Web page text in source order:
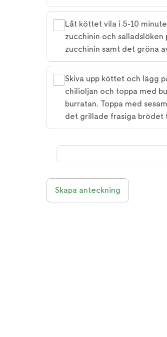
Låt köttet vila i 5-10
zucchinin och
zucchinin samt det gröna
Skiva upp köttet och lägg
chilioljan och toppa med
burratan. Toppa med
det grillade frasiga brödet
Skapa anteckning